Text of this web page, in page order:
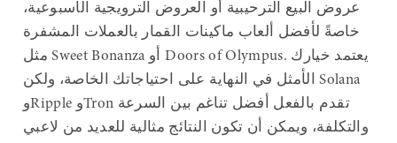
عروض البيع الترحيبية أو العروض الترويجية الأسبوعية،
خاصةً لأفضل ألعاب ماكينات القمار بالعملات المشفرة
مثل Sweet Bonanza أو Doors of Olympus. يعتمد خيارك
الأمثل في النهاية على احتياجاتك الخاصة، ولكن Solana
وRipple وTron تقدم بالفعل أفضل تناغم بين السرعة
والتكلفة، ويمكن أن تكون النتائج مثالية للعديد من لاعبي